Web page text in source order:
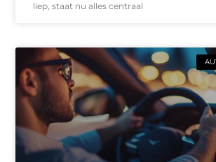
liep, staat nu alles centraal